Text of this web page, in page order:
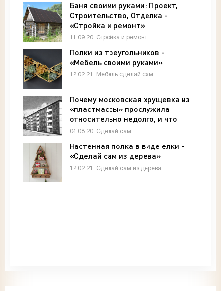
Баня своими руками: Проект,
Строительство, Отделка -
«Стройка и ремонт»
11.09.20, Стройка и ремонт
Полки из треугольников -
«Мебель своими руками»
12.02.21, Мебель сделай сам
Почему московская хрущевка из
«пластмассы» прослужила
относительно недолго, и что
стало причиной ее сноса -
04.08.20, Сделай сам
Настенная полка в виде елки -
«Сделай сам из дерева»
12.02.21, Сделай сам из дерева